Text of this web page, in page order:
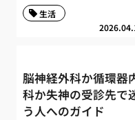
生活
脳神経外科か循環器
科か失神の受診先で
う人へのガイド